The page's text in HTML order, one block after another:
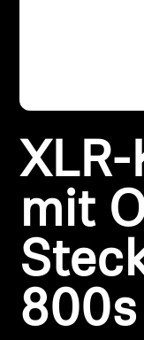
Kopfhörer-
Hearing
TV-Kopfhörer
Hörer-Ressourcen
Original-Hörteile
mit
800s